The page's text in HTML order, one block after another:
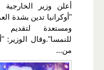
أعلن وزير الخارجية
"أوكرانيا تدين بشدة
ومستعدة
للنمسا".وقال
من...